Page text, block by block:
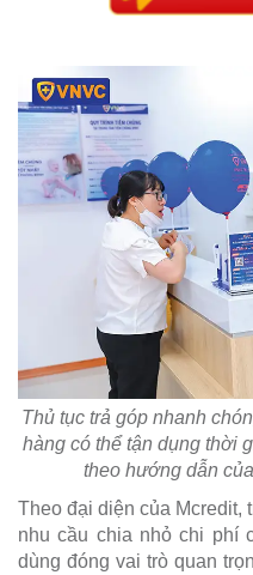
Thủ tục trả góp nhanh
hàng có thể tận dụng thời
theo hướng dẫn
Theo đại diện của Mcredit,
nhu cầu chia nhỏ chi phí
dùng đóng vai trò quan